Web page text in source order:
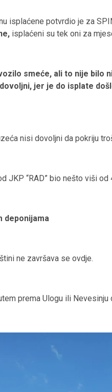
isplaćene potvrdio je za
isplaćeni su tek oni za
smeće, ali to nije
jer je do isplate
nisi dovoljni da pokriju
JKP “RAD” bio nešto viši
deponijama
i ne završava se ovdje.
prema Ulogu ili